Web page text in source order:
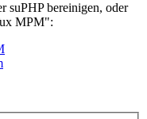
suPHP bereinigen, oder
MPM":